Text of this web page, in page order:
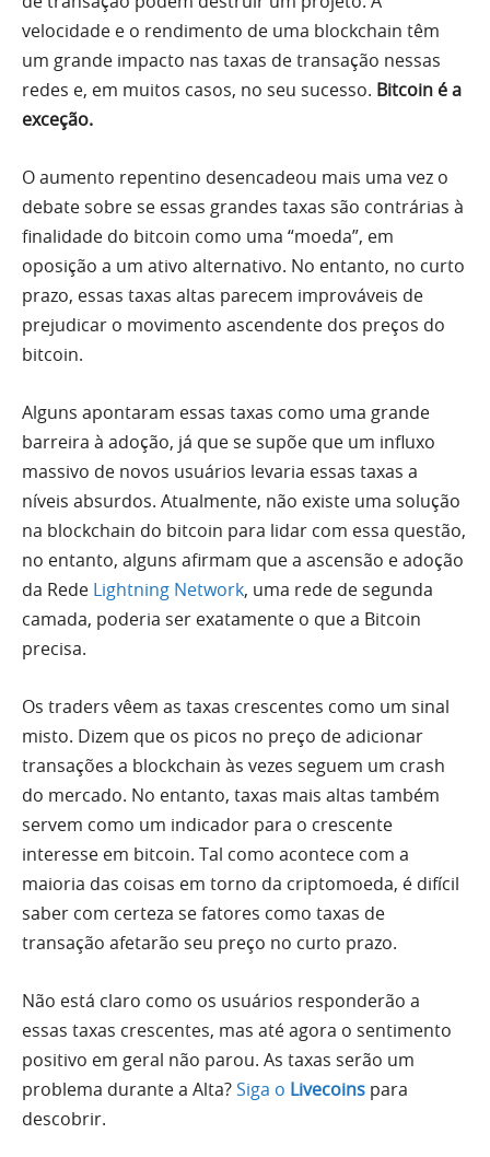
velocidade e o rendimento de uma blockchain têm
um grande impacto nas taxas de transação nessas
redes e, em muitos casos, no seu sucesso. Bitcoin é a
exceção.
O aumento repentino desencadeou mais uma vez o
debate sobre se essas grandes taxas são contrárias à
finalidade do bitcoin como uma “moeda”, em
oposição a um ativo alternativo. No entanto, no curto
prazo, essas taxas altas parecem improváveis ​​de
prejudicar o movimento ascendente dos preços do
bitcoin.
Alguns apontaram essas taxas como uma grande
barreira à adoção, já que se supõe que um influxo
massivo de novos usuários levaria essas taxas a
níveis absurdos. Atualmente, não existe uma solução
na blockchain do bitcoin para lidar com essa questão,
no entanto, alguns afirmam que a ascensão e adoção
da Rede Lightning Network, uma rede de segunda
camada, poderia ser exatamente o que a Bitcoin
precisa.
Os traders vêem as taxas crescentes como um sinal
misto. Dizem que os picos no preço de adicionar
transações a blockchain às vezes seguem um crash
do mercado. No entanto, taxas mais altas também
servem como um indicador para o crescente
interesse em bitcoin. Tal como acontece com a
maioria das coisas em torno da criptomoeda, é difícil
saber com certeza se fatores como taxas de
transação afetarão seu preço no curto prazo.
Não está claro como os usuários responderão a
essas taxas crescentes, mas até agora o sentimento
positivo em geral não parou. As taxas serão um
problema durante a Alta?Siga o Livecoins para
descobrir.